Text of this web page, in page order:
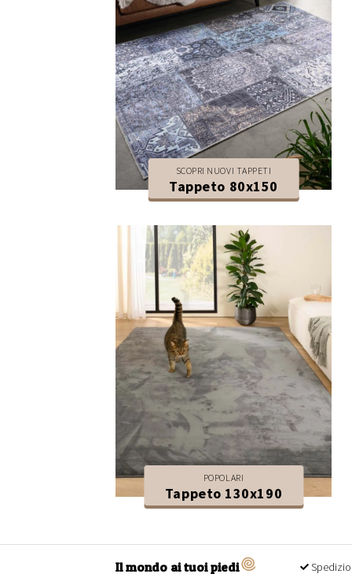
SCOPRI NUOVI TAPPETI
Tappeto 80x150
POPOLARI
Tappeto 130x190
Il mondo ai tuoi piedi